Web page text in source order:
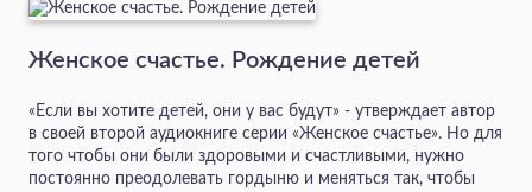
Женское счастье. Рождение детей
«Если вы хотите детей, они у вас будут» - утверждает автор
в своей второй аудиокниге серии «Женское счастье». Но для
того чтобы они были здоровыми и счастливыми, нужно
постоянно преодолевать гордыню и меняться так, чтобы